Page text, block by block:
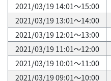
2021/03/19 14:01～15:00
2021/03/19 13:01～14:00
2021/03/19 12:01～13:00
2021/03/19 11:01～12:00
2021/03/19 10:01～11:00
2021/03/19 09:01～10:00